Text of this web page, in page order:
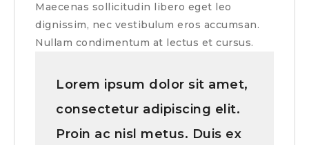
Maecenas sollicitudin libero eget leo
dignissim, nec vestibulum eros accumsan.
Nullam condimentum at lectus et cursus.
Lorem ipsum dolor sit amet,
consectetur adipiscing elit.
Proin ac nisl metus. Duis ex